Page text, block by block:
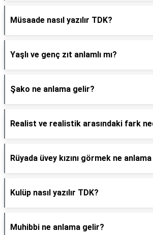
Müsaade nasıl yazılır TDK?
Yaşlı ve genç zıt anlamlı mı?
Şako ne anlama gelir?
Realist ve realistik arasındaki fark
Rüyada üvey kızını görmek ne
Kulüp nasıl yazılır TDK?
Muhibbi ne anlama gelir?